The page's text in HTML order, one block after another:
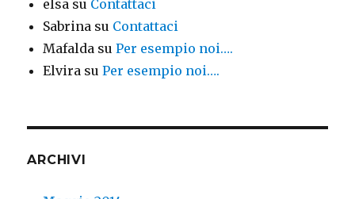
elsa su Contattaci
Sabrina su Contattaci
Mafalda suPer esempio noi….
Elvira suPer esempio noi….
ARCHIVI